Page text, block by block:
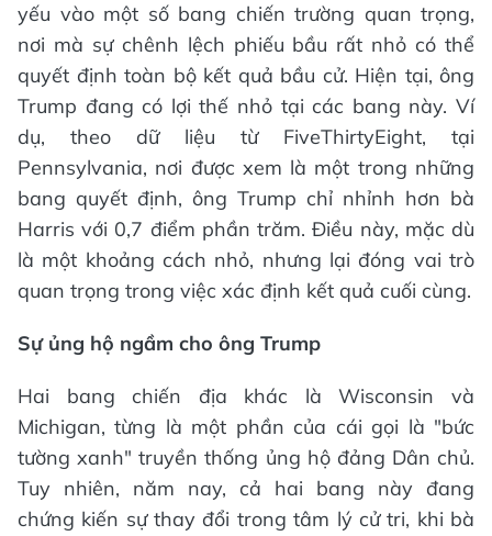
yếu vào một số bang chiến trường quan trọng,
nơi mà sự chênh lệch phiếu bầu rất nhỏ có thể
quyết định toàn bộ kết quả bầu cử. Hiện tại, ông
Trump đang có lợi thế nhỏ tại các bang này. Ví
dụ, theo dữ liệu từ FiveThirtyEight, tại
Pennsylvania, nơi được xem là một trong những
bang quyết định, ông Trump chỉ nhỉnh hơn bà
Harris với 0,7 điểm phần trăm. Điều này, mặc dù
là một khoảng cách nhỏ, nhưng lại đóng vai trò
quan trọng trong việc xác định kết quả cuối cùng.
Sự ủng hộ ngầm cho ông Trump
Hai bang chiến địa khác là Wisconsin và
Michigan, từng là một phần của cái gọi là "bức
tường xanh" truyền thống ủng hộ đảng Dân chủ.
Tuy nhiên, năm nay, cả hai bang này đang
chứng kiến sự thay đổi trong tâm lý cử tri, khi bà